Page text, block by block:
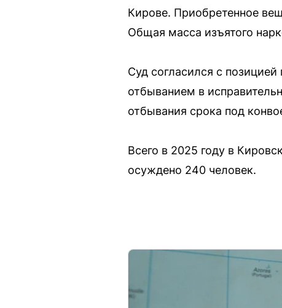
Кирове. Приобретенное
Общая масса изъятого
Суд согласился с
отбыванием в
отбывания срока под
Всего в 2025 году в
осуждено 240 человек.